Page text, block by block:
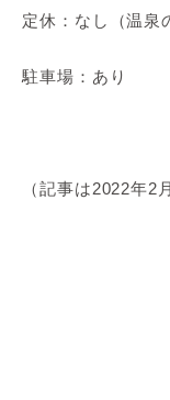
定休：なし（温泉
駐車場：あり
（記事は2022年2